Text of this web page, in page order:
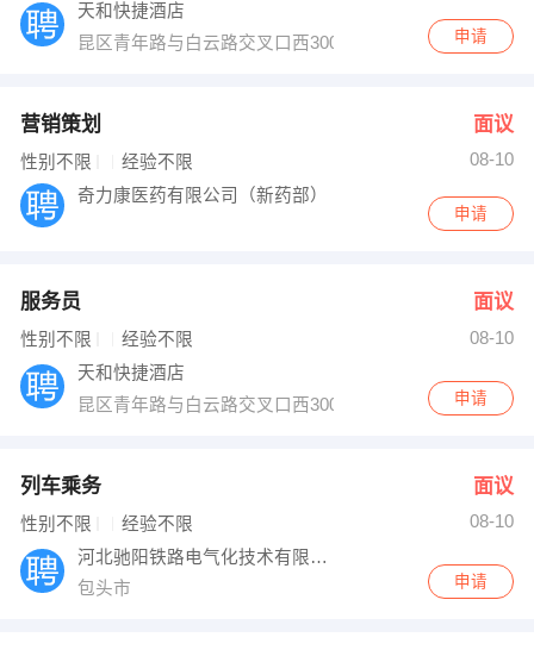
天和快捷酒店
昆区青年路与白云路交叉口西300米
申请
营销策划 面议
性别不限 经验不限
08-10
奇力康医药有限公司（新药部）
申请
服务员 面议
性别不限 经验不限
08-10
天和快捷酒店
昆区青年路与白云路交叉口西300米
申请
列车乘务 面议
性别不限 经验不限
08-10
河北驰阳铁路电气化技术有限公司
包头市
申请